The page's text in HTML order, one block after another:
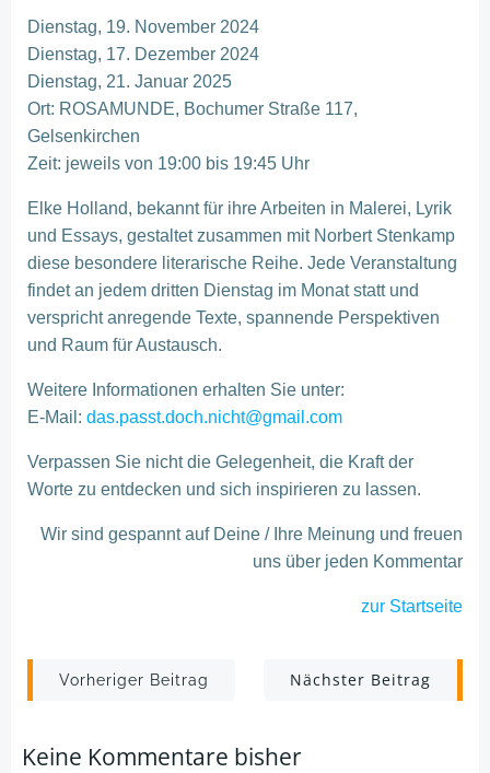
Dienstag, 19. November 2024
Dienstag, 17. Dezember 2024
Dienstag, 21. Januar 2025
Ort: ROSAMUNDE, Bochumer Straße 117,
Gelsenkirchen
Zeit: jeweils von 19:00 bis 19:45 Uhr
Elke Holland, bekannt für ihre Arbeiten in Malerei, Lyrik
und Essays, gestaltet zusammen mit Norbert Stenkamp
diese besondere literarische Reihe. Jede Veranstaltung
findet an jedem dritten Dienstag im Monat statt und
verspricht anregende Texte, spannende Perspektiven
und Raum für Austausch.
Weitere Informationen erhalten Sie unter:
E-Mail: das.passt.doch.nicht@gmail.com
Verpassen Sie nicht die Gelegenheit, die Kraft der
Worte zu entdecken und sich inspirieren zu lassen.
Wir sind gespannt auf Deine / Ihre Meinung und freuen
uns über jeden Kommentar
zur Startseite
Post
navigation
Vorheriger Beitrag
Post
navigation
Nächster Beitrag
Keine Kommentare bisher